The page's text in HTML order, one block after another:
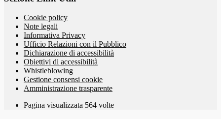
Cookie policy
Note legali
Informativa Privacy
Ufficio Relazioni con il Pubblico
Dichiarazione di accessibilità
Obiettivi di accessibilità
Whistleblowing
Gestione consensi cookie
Amministrazione trasparente
Pagina visualizzata 564 volte